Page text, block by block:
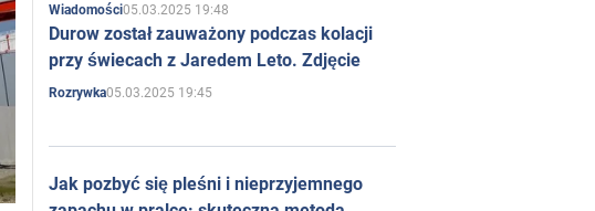
Wiadomości05.03.2025 19:48
Durow został zauważony podczas kolacji
przy świecach z Jaredem Leto. Zdjęcie
Rozrywka05.03.2025 19:45
Jak pozbyć się pleśni i nieprzyjemnego